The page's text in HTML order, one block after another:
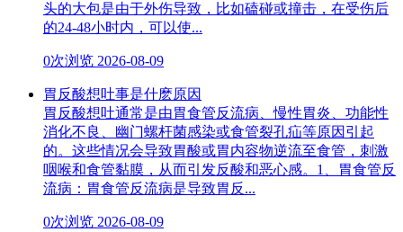
头的大包是由于外伤导致，比如磕碰或撞击，在受伤后
的24-48小时内，可以使...
0次浏览 2026-08-09
胃反酸想吐事是什麽原因
胃反酸想吐通常是由胃食管反流病、慢性胃炎、功能性
消化不良、幽门螺杆菌感染或食管裂孔疝等原因引起
的。这些情况会导致胃酸或胃内容物逆流至食管，刺激
咽喉和食管黏膜，从而引发反酸和恶心感。1、胃食管反
流病：胃食管反流病是导致胃反...
0次浏览 2026-08-09